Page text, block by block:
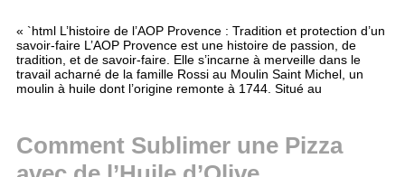
« `html L’histoire de l’AOP Provence : Tradition et protection d’un
savoir-faire L’AOP Provence est une histoire de passion, de
tradition, et de savoir-faire. Elle s’incarne à merveille dans le
travail acharné de la famille Rossi au Moulin Saint Michel, un
moulin à huile dont l’origine remonte à 1744. Situé au
Comment Sublimer une Pizza